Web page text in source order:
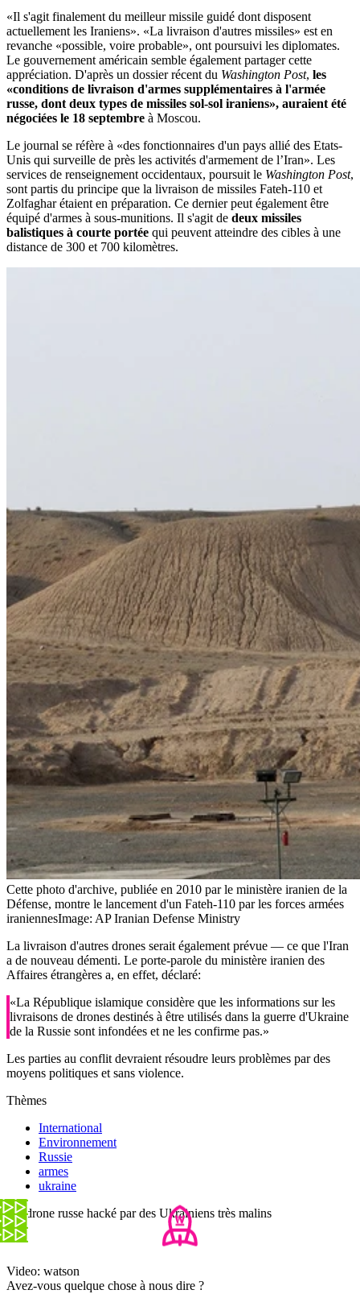
«Il s'agit finalement du meilleur missile guidé dont disposent
actuellement les Iraniens». «La livraison d'autres missiles» est en
revanche «possible, voire probable», ont poursuivi les diplomates.
Le gouvernement américain semble également partager cette
appréciation. D'après un dossier récent du Washington Post, les
«conditions de livraison d'armes supplémentaires à l'armée
russe, dont deux types de missiles sol-sol iraniens», auraient été
négociées le 18 septembre à Moscou.
Le journal se réfère à «des fonctionnaires d'un pays allié des Etats-
Unis qui surveille de près les activités d'armement de l’Iran». Les
services de renseignement occidentaux, poursuit le Washington Post,
sont partis du principe que la livraison de missiles Fateh-110 et
Zolfaghar étaient en préparation. Ce dernier peut également être
équipé d'armes à sous-munitions. Il s'agit de deux missiles
balistiques à courte portée qui peuvent atteindre des cibles à une
distance de 300 et 700 kilomètres.
Cette photo d'archive, publiée en 2010 par le ministère iranien de la
Défense, montre le lancement d'un Fateh-110 par les forces armées
iraniennesImage: AP Iranian Defense Ministry
La livraison d'autres drones serait également prévue — ce que l'Iran
a de nouveau démenti. Le porte-parole du ministère iranien des
Affaires étrangères a, en effet, déclaré:
«La République islamique considère que les informations sur les
livraisons de drones destinés à être utilisés dans la guerre d'Ukraine
de la Russie sont infondées et ne les confirme pas.»
Les parties au conflit devraient résoudre leurs problèmes par des
moyens politiques et sans violence.
Thèmes
International
Environnement
Russie
armes
ukraine
Un drone russe hacké par des Ukrainiens très malins
Video: watson
Avez-vous quelque chose à nous dire ?